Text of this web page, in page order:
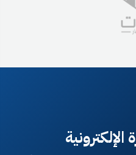
الإلكترونية